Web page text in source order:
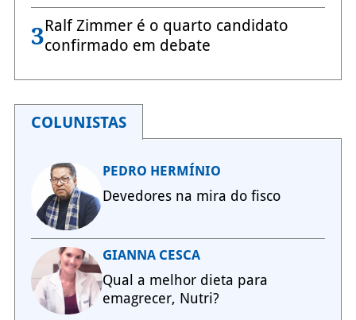
3Ralf Zimmer é o quarto candidato
confirmado em debate
COLUNISTAS
PEDRO HERMÍNIO
Devedores na mira do fisco
GIANNA CESCA
Qual a melhor dieta para
emagrecer, Nutri?